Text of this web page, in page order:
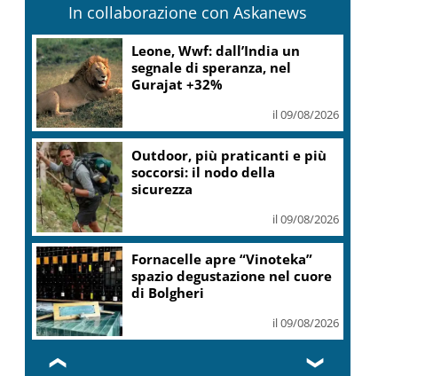
In collaborazione con Askanews
Iran, Mojtaba Khamenei ha
incontrato Pezeshkian
Gaza, Israele respinge il piano
in 15 punti del Board of Peace
Si è spento a Roma
Massimiliano Cencelli, diede il
nome al famoso Manuale
❮ ❯